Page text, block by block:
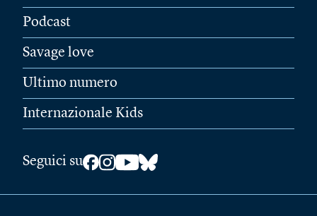
Podcast
Savage love
Ultimo numero
Internazionale Kids
Seguici su